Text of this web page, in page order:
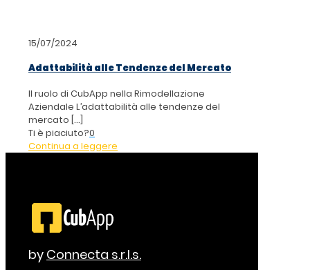
15/07/2024
Adattabilità alle Tendenze del Mercato
Il ruolo di CubApp nella Rimodellazione
Aziendale L’adattabilità alle tendenze del
mercato […]
Ti è piaciuto?0
Continua a leggere
by Connecta s.r.l.s.